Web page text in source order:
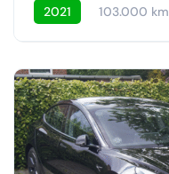
2021 103.000 km